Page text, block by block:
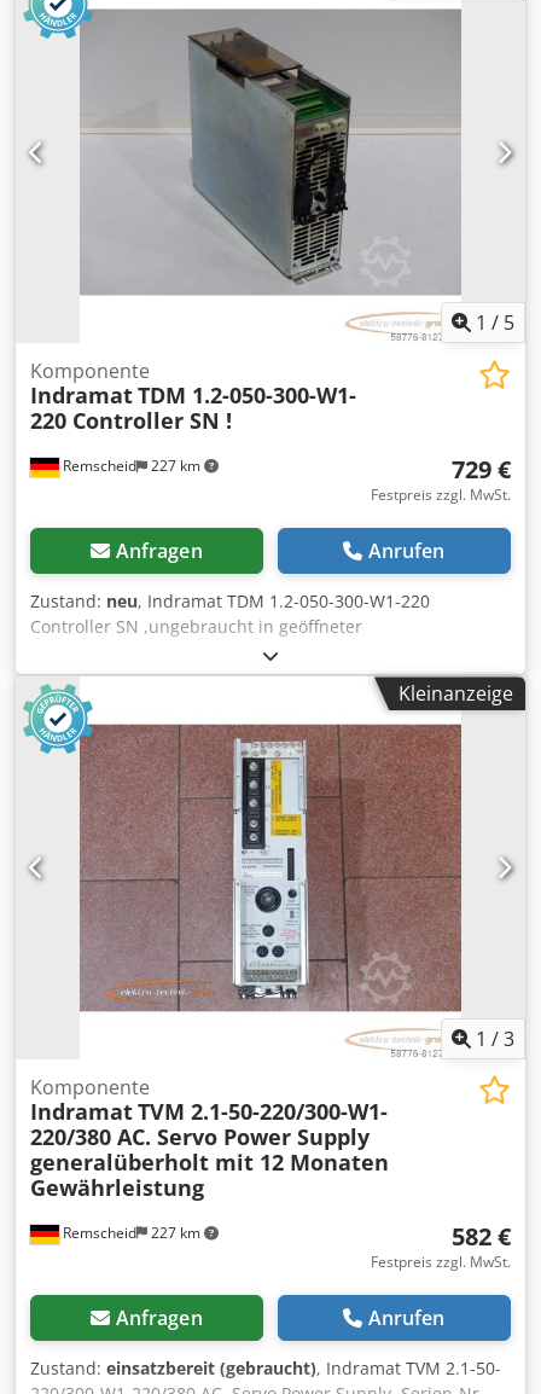
1 / 5
Remscheid 227 km
Komponente
IndramatTDM 1.2-050-300-W1-
220 Controller SN !
729 €
Festpreis zzgl. MwSt.
Anfragen Anrufen
Zustand: neu, Indramat TDM 1.2-050-300-W1-220
Controller SN ,ungebraucht in geöffneter
Originalverpackung, 100% funktionsfähig, Lieferumfang
gem. Fotos Dsdpoi Ebnksfx Am Aowa
Kleinanzeige
1 /3
Remscheid 227 km
Komponente
IndramatTVM 2.1-50-220/300-W1-
220/380 AC. Servo Power Supply
generalüberholt mit 12 Monaten
Gewährleistung
582 €
Festpreis zzgl. MwSt.
Anfragen Anrufen
Zustand: einsatzbereit (gebraucht), Indramat TVM 2.1-50-